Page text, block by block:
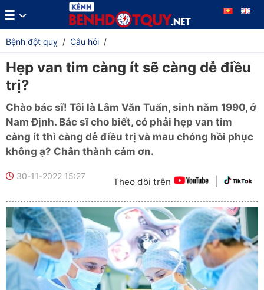
Bệnh đột quỵ / Câu hỏi /
Hẹp van tim càng ít sẽ càng dễ điều
trị?
Chào bác sĩ! Tôi là Lâm Văn Tuấn, sinh năm 1990, ở
Nam Định. Bác sĩ cho biết, có phải hẹp van tim
càng ít thì càng dễ điều trị và mau chóng hồi phục
không ạ? Chân thành cảm ơn.
30-11-2022 15:27 Theo dõi trên